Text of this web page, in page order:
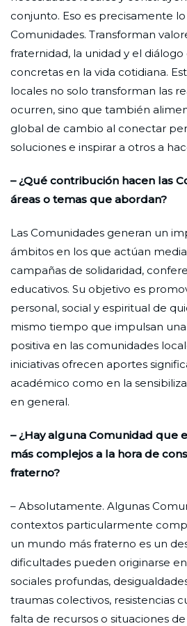
conjunto. Eso es precisamente
Comunidades. Transforman
fraternidad, la unidad y el
concretas en la vida cotidiana.
locales no solo transforman las
ocurren, sino que también
global de cambio al conectar
soluciones e inspirar a otros a
– ¿Qué contribución hacen las
áreas o temas que abordan?
Las Comunidades generan un
ámbitos en los que actúan
campañas de solidaridad,
educativos. Su objetivo es
personal, social y espiritual de
mismo tiempo que impulsan
positiva en las comunidades
iniciativas ofrecen aportes
académico como en la
en general.
– ¿Hay alguna Comunidad que
más complejos a la hora de
fraterno?
– Absolutamente. Algunas
contextos particularmente
un mundo más fraterno es un
dificultades pueden originarse
sociales profundas,
traumas colectivos, resistencias
falta de recursos o situaciones